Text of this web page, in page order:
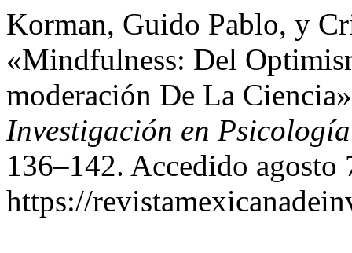
Korman, Guido Pablo, y
«Mindfulness: Del
moderación De La
Investigación en Psicología
136–142. Accedido agosto
https://